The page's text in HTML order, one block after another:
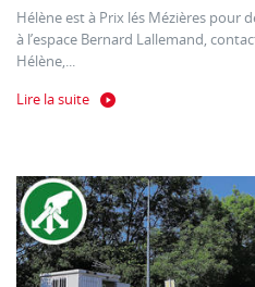
Hélène est à Prix lés Mézières pour
à l’espace Bernard Lallemand,
Hélène,...
Lire la suite